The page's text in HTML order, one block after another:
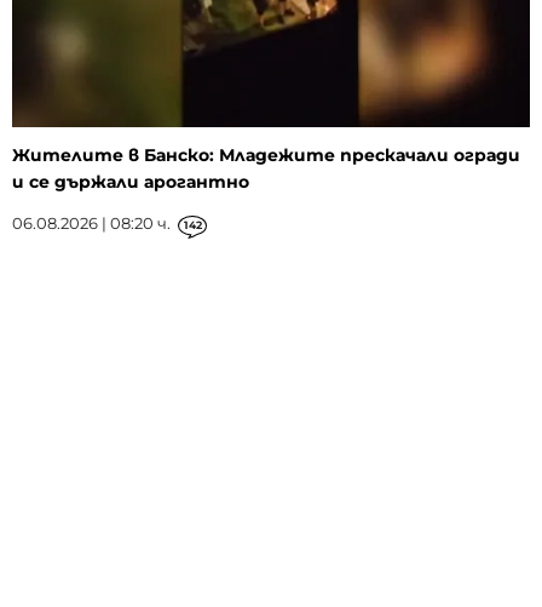
Жителите в Банско: Младежите прескачали огради
и се държали арогантно
06.08.2026 | 08:20 ч. 142